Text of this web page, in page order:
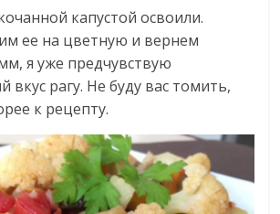
капустой освоили.
ее на цветную и вернем
я уже предчувствую
вкус рагу. Не буду вас томить,
к рецепту.